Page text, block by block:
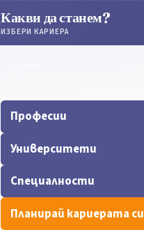
Какви да станем?
ИЗБЕРИ КАРИЕРА
Професии
Университети
Специалности
Планирай кариерата си